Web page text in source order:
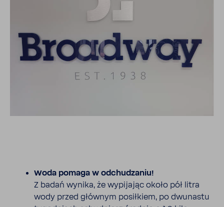
Woda pomaga w odchu­dzaniu!
Z badań wynika, że wypi­jając około pół litra
wody przed głównym posił­kiem, po dwunastu